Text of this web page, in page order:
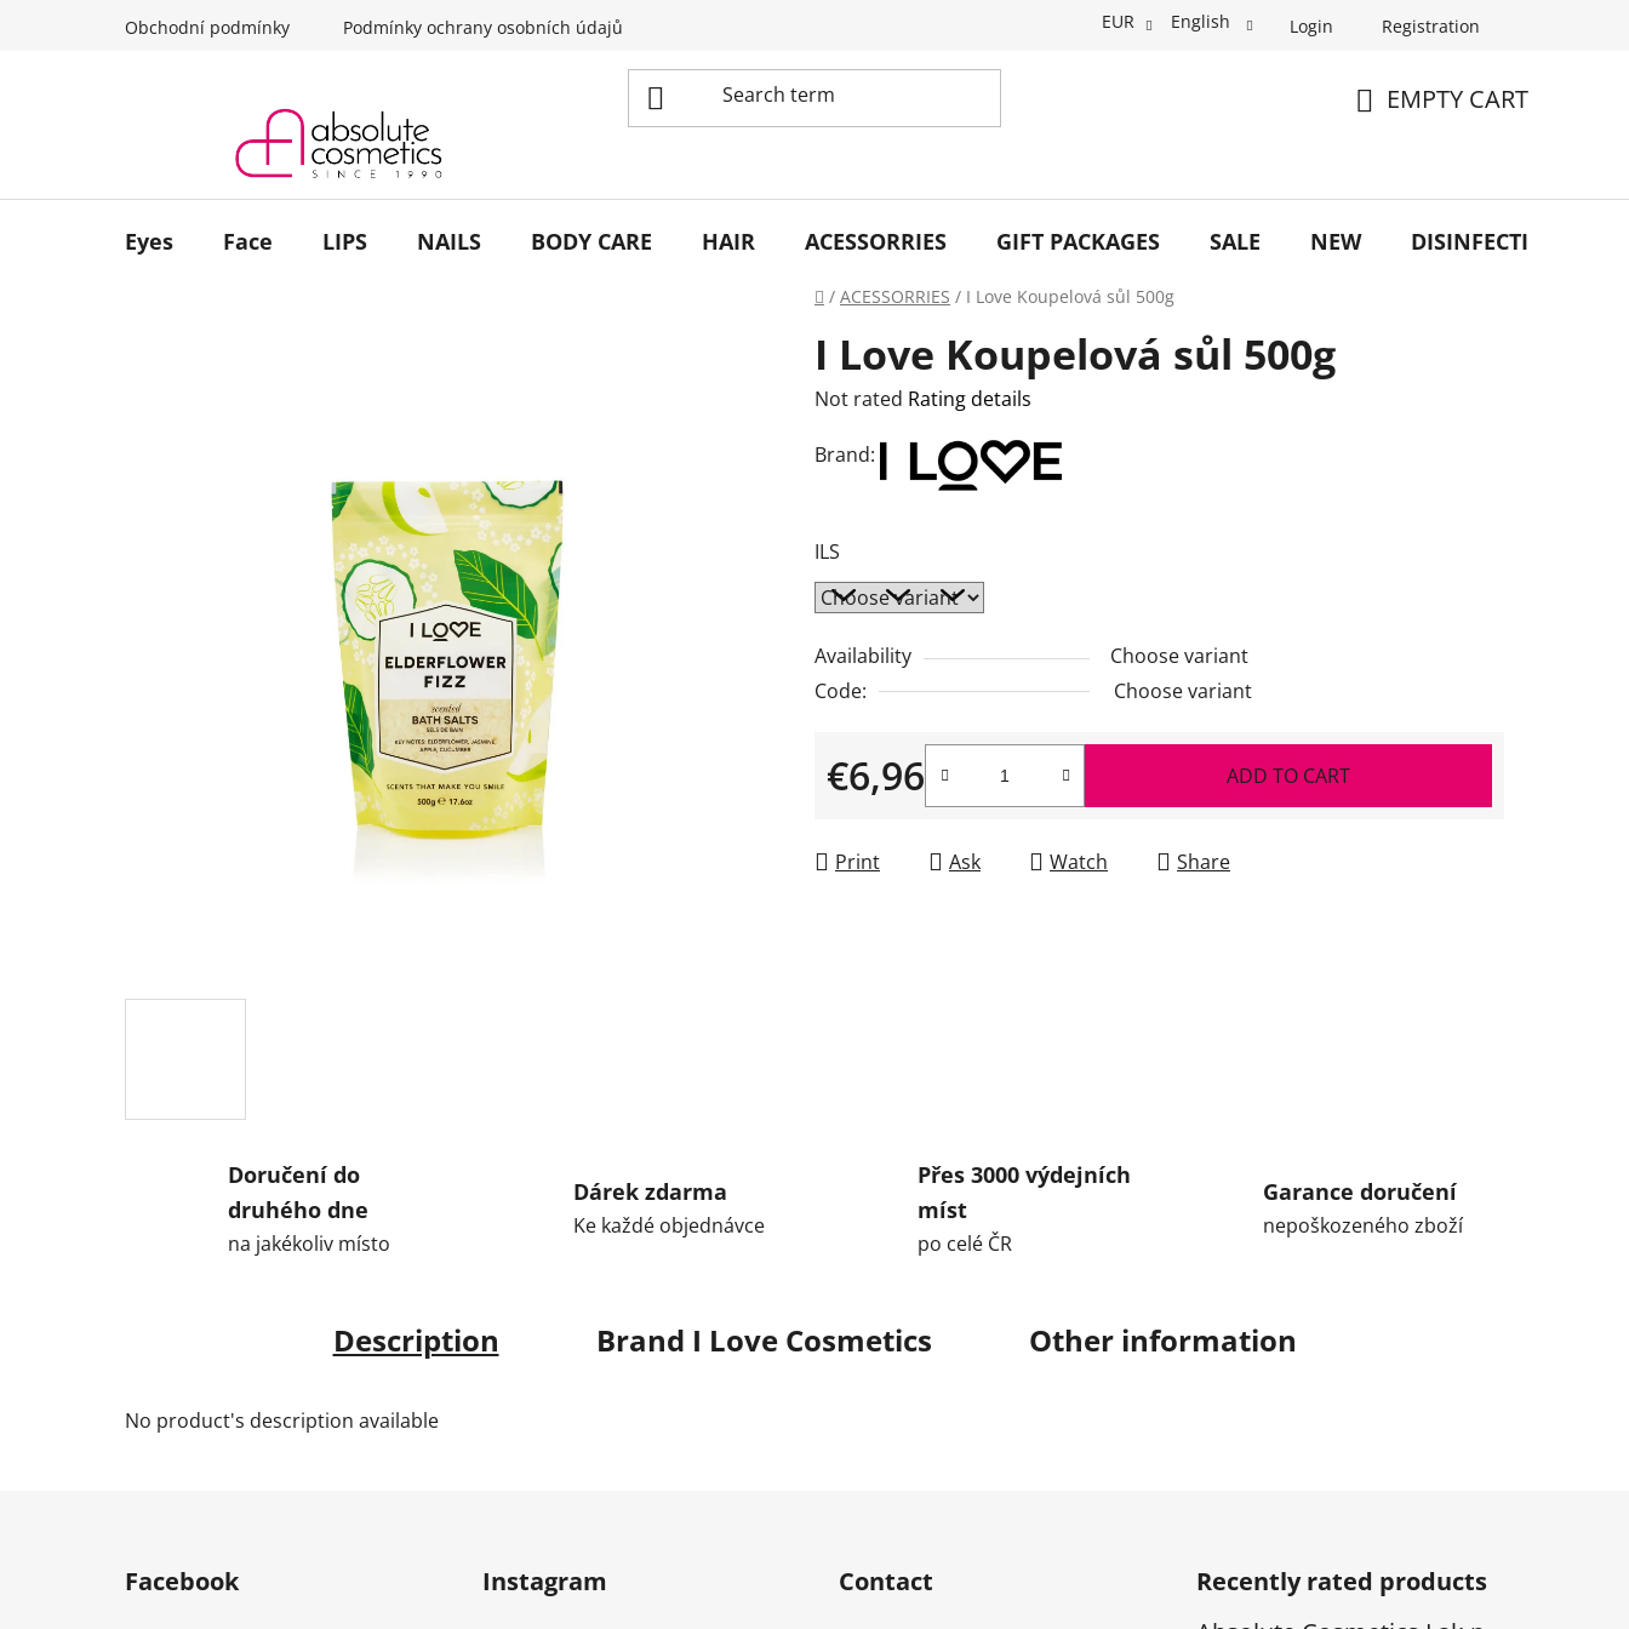
Obchodní podmínky Podmínky ochrany osobních údajů EUR English Login Registration
EMPTY CART
Eyes Face LIPS NAILS BODY CARE HAIR ACESSORRIES GIFT PACKAGES SALE NEW DISINFECTION
Home
/ ACESSORRIES / I Love Koupelová sůl 500g
I Love Koupelová sůl 500g
The
product
0,0
out
5
stars.
Not rated Rating details
Brand:
ILS
Availability
Choose variant
Code:
Choose variant
€6,96
Measure price:
ADD TO CART
Print Ask Watch Share
Doručení do
druhého dne
na jakékoliv místo
Dárek zdarma
Ke každé objednávce
Přes 3000 výdejních
míst
po celé ČR
Garance doručení
nepoškozeného zboží
Description Brand I Love Cosmetics Other information
No product's description available
Facebook Instagram Contact
Recently rated products